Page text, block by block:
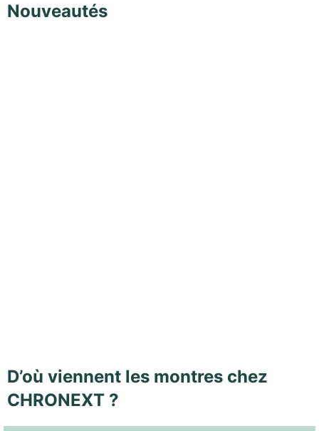
Nouveautés
D’où viennent les montres chez
CHRONEXT ?